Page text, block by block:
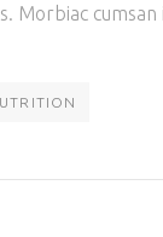
Morbiac